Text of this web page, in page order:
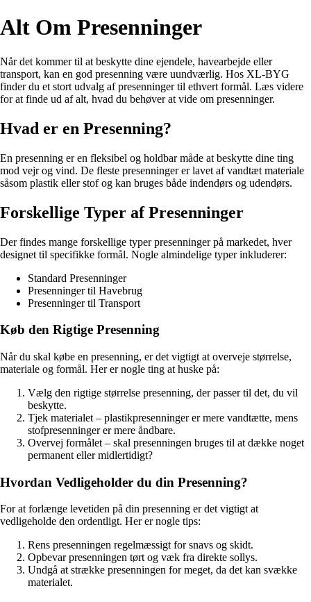
Alt Om Presenninger
Når det kommer til at beskytte dine ejendele, havearbejde eller
transport, kan en god presenning være uundværlig. Hos XL-BYG
finder du et stort udvalg af presenninger til ethvert formål. Læs videre
for at finde ud af alt, hvad du behøver at vide om presenninger.
Hvad er en Presenning?
En presenning er en fleksibel og holdbar måde at beskytte dine ting
mod vejr og vind. De fleste presenninger er lavet af vandtæt materiale
såsom plastik eller stof og kan bruges både indendørs og udendørs.
Forskellige Typer af Presenninger
Der findes mange forskellige typer presenninger på markedet, hver
designet til specifikke formål. Nogle almindelige typer inkluderer:
Standard Presenninger
Presenninger til Havebrug
Presenninger til Transport
Køb den Rigtige Presenning
Når du skal købe en presenning, er det vigtigt at overveje størrelse,
materiale og formål. Her er nogle ting at huske på:
Vælg den rigtige størrelse presenning, der passer til det, du vil
beskytte.
Tjek materialet – plastikpresenninger er mere vandtætte, mens
stofpresenninger er mere åndbare.
Overvej formålet – skal presenningen bruges til at dække noget
permanent eller midlertidigt?
Hvordan Vedligeholder du din Presenning?
For at forlænge levetiden på din presenning er det vigtigt at
vedligeholde den ordentligt. Her er nogle tips:
Rens presenningen regelmæssigt for snavs og skidt.
Opbevar presenningen tørt og væk fra direkte sollys.
Undgå at strække presenningen for meget, da det kan svække
materialet.